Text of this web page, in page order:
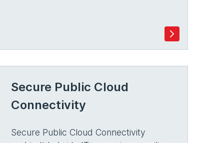
Secure Public Cloud
Connectivity
Secure Public Cloud Connectivity